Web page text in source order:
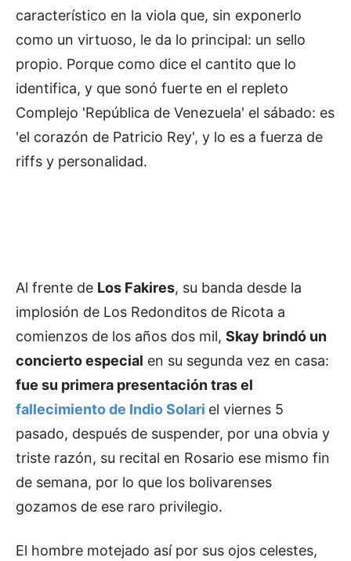
característico en la viola que, sin exponerlo
como un virtuoso, le da lo principal: un sello
propio. Porque como dice el cantito que lo
identifica, y que sonó fuerte en el repleto
Complejo 'República de Venezuela' el sábado: es
'el corazón de Patricio Rey', y lo es a fuerza de
riffs y personalidad.
Al frente de Los Fakires, su banda desde la
implosión de Los Redonditos de Ricota a
comienzos de los años dos mil, Skay brindó un
concierto especial en su segunda vez en casa:
fue su primera presentación tras el
fallecimiento de Indio Solari el viernes 5
pasado, después de suspender, por una obvia y
triste razón, su recital en Rosario ese mismo fin
de semana, por lo que los bolivarenses
gozamos de ese raro privilegio.
El hombre motejado así por sus ojos celestes,